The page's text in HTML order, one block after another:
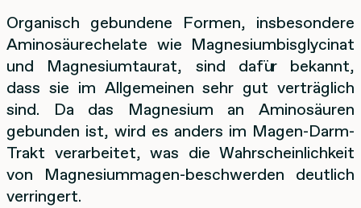
Organisch gebundene Formen, insbesondere
Aminosäurechelate wie Magnesiumbisglycinat
und Magnesiumtaurat, sind dafür bekannt,
dass sie im Allgemeinen sehr gut verträglich
sind. Da das Magnesium an Aminosäuren
gebunden ist, wird es anders im Magen-Darm-
Trakt verarbeitet, was die Wahrscheinlichkeit
von Magnesiummagen-beschwerden deutlich
verringert.